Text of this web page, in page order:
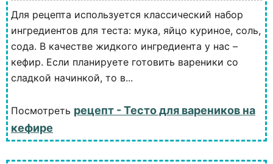
Для рецепта используется классический набор
ингредиентов для теста: мука, яйцо куриное, соль,
сода. В качестве жидкого ингредиента у нас –
кефир. Если планируете готовить вареники со
сладкой начинкой, то в...
Посмотреть рецепт - Тесто для вареников на
кефире